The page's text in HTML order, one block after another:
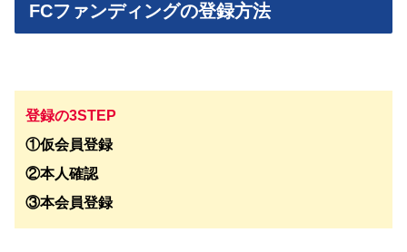
FCファンディングの登録方法
登録の3STEP
①仮会員登録
②本人確認
③本会員登録